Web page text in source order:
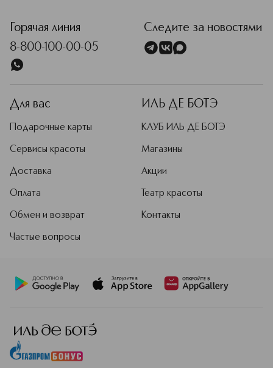
Горячая линия
8-800-100-00-05
Следите за новостями
Для вас
Подарочные карты
Сервисы красоты
Доставка
Оплата
Обмен и возврат
Частые вопросы
ИЛЬ ДЕ БОТЭ
КЛУБ ИЛЬ ДЕ БОТЭ
Магазины
Акции
Театр красоты
Контакты